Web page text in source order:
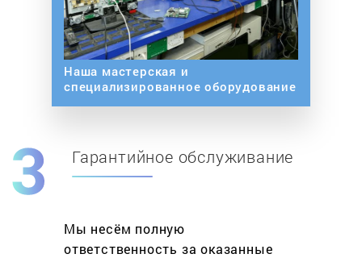
Наша мастерская и
специализированное оборудование
Гарантийное обслуживание
Мы несём полную
ответственность за оказанные